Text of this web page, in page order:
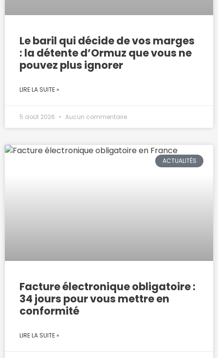
Le baril qui décide de vos marges
: la détente d’Ormuz que vous ne
pouvez plus ignorer
LIRE LA SUITE »
5 août 2026 Aucun commentaire
ACTUALITÉS
Facture électronique obligatoire :
34 jours pour vous mettre en
conformité
LIRE LA SUITE »